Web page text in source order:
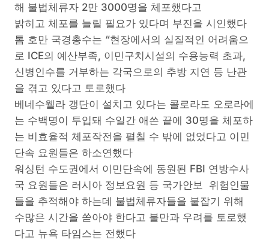
해 불법체류자 2만 3000명을 체포했다고
밝히고 체포를 늘릴 필요가 있다며 부진을 시인했다
톰 호만 국경총수는 “현장에서의 실질적인 어려움으
로 ICE의 예산부족, 이민구치시설의 수용능력 초과,
신병인수를 거부하는 각국으로의 추방 지연 등 난관
을 겪고 있다고 토로했다
베네수웰라 갱단이 설치고 있다는 콜로라도 오로라에
는 수백명이 투입돼 수일간 애쓴 끝에 30명을 체포하
는 비효율적 체포작전을 펼칠 수 밖에 없었다고 이민
단속 요원들은 하소연했다
워싱턴 수도권에서 이민단속에 동원된 FBI 연방수사
국 요원들은 러시아 정보요원 등 국가안보 위험인물
들을 추적해야 하는데 불법체류자들을 붙잡기 위해
수많은 시간을 쏟아야 한다고 불만과 우려를 토로했
다고 뉴욕 타임스는 전했다